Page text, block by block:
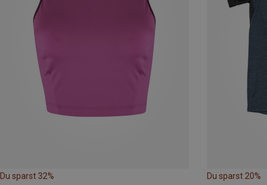
Du sparst 32% Du sparst 20%